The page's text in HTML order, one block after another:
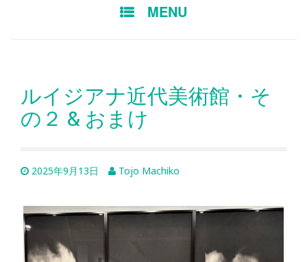
MENU
ルイジアナ近代美術館・そ
の２ & おまけ
2025年9月13日 Tojo Machiko